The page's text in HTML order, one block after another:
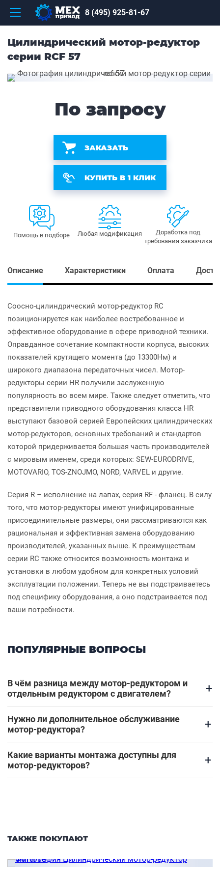
8 (495) 925-81-67
Цилиндрический мотор-редуктор
серии RCF 57
По запросу
ЗАКАЗАТЬ
КУПИТЬ В 1 КЛИК
Помощь в подборе Любая модификация
Доработка под
требования заказчика
Описание Характеристики Оплата
Соосно-цилиндрический мотор-редуктор RC
позиционируется как наиболее востребованное и
эффективное оборудование в сфере приводной техники.
Оправданное сочетание компактности корпуса, высоких
показателей крутящего момента (до 13300Нм) и
широкого диапазона передаточных чисел. Мотор-
редукторы серии HR получили заслуженную
популярность во всем мире. Также следует отметить, что
представители приводного оборудования класса HR
выступают базовой серией Европейских цилиндрических
мотор-редукторов, основных требований и стандартов
которой придерживается большая часть производителей
с мировым именем, среди которых: SEW-EURODRIVE,
MOTOVARIO, TOS-ZNOJMO, NORD, VARVEL и другие.
Серия R – исполнение на лапах, серия RF - фланец. В силу
того, что мотор-редукторы имеют унифицированные
присоединительные размеры, они рассматриваются как
рациональная и эффективная замена оборудованию
производителей, указанных выше. К преимуществам
серии RC также относится возможность монтажа и
установки в любом удобном для конкретных условий
эксплуатации положении. Теперь не вы подстраиваетесь
под специфику оборудования, а оно подстраивается под
ваши потребности.
ПОПУЛЯРНЫЕ ВОПРОСЫ
В чём разница между мотор-редуктором и
отдельным редуктором с двигателем?
+
Нужно ли дополнительное обслуживание
мотор-редуктора?
+
Какие варианты монтажа доступны для
мотор-редукторов?
+
ТАКЖЕ ПОКУПАЮТ